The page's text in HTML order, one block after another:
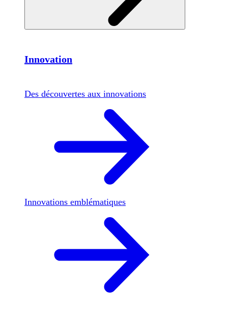
Innovation
Des découvertes aux innovations
Innovations emblématiques